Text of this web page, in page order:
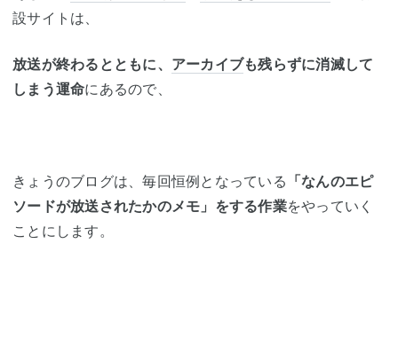
設サイトは、
放送が終わるとともに、 アーカイブも残らずに消滅して
しまう運命にあるので、
きょうのブログは、毎回恒例となっている 「なんのエピ
ソードが放送されたかのメモ」をする作業をやっていく
ことにします。